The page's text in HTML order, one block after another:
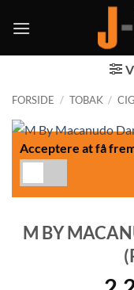
FORSIDE / TOBAK /
Acceptere at få
M BY